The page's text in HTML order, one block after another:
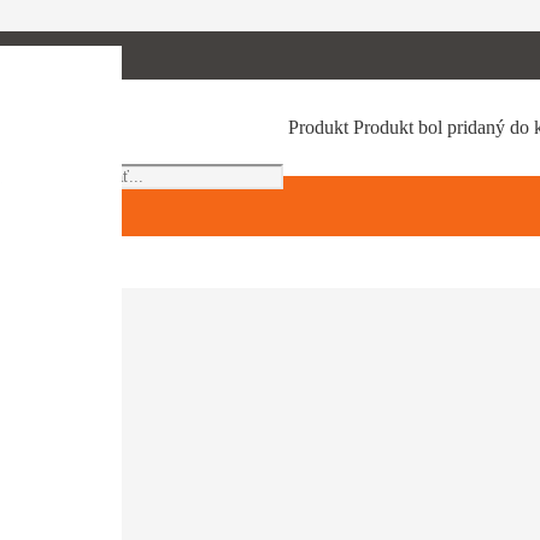
Products
search
Produkt Produkt bol pridaný do
až po najväčšie krovinorezy.